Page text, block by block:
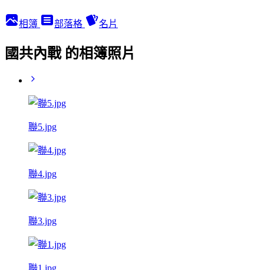
相簿 部落格 名片
國共內戰 的相簿照片
聯5.jpg
聯4.jpg
聯3.jpg
聯1.jpg